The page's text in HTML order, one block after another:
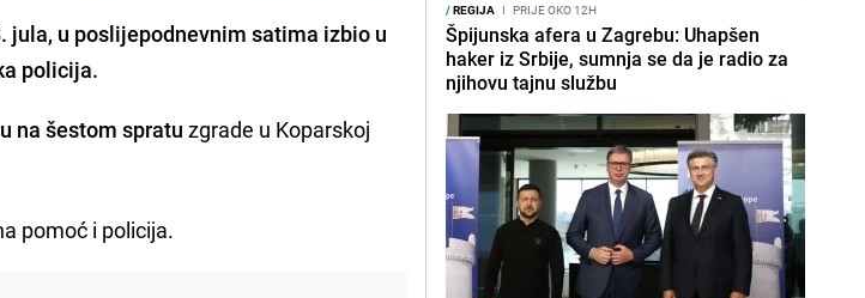
jula, u poslijepodnevnim satima izbio u
policija.
na šestom spratu zgrade u Koparskoj
pomoć i policija.
/REGIJA I PRIJE OKO 12H
Špijunska afera u Zagrebu: Uhapšen
haker iz Srbije, sumnja se da je radio za
njihovu tajnu službu